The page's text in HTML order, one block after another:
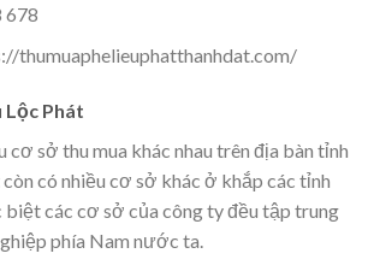
678
thumuaphelieuphatthanhdat.com/
Lộc Phát
cơ sở thu mua khác nhau trên địa bàn tỉnh
còn có nhiều cơ sở khác ở khắp các tỉnh
biệt các cơ sở của công ty đều tập trung
phía Nam nước ta.